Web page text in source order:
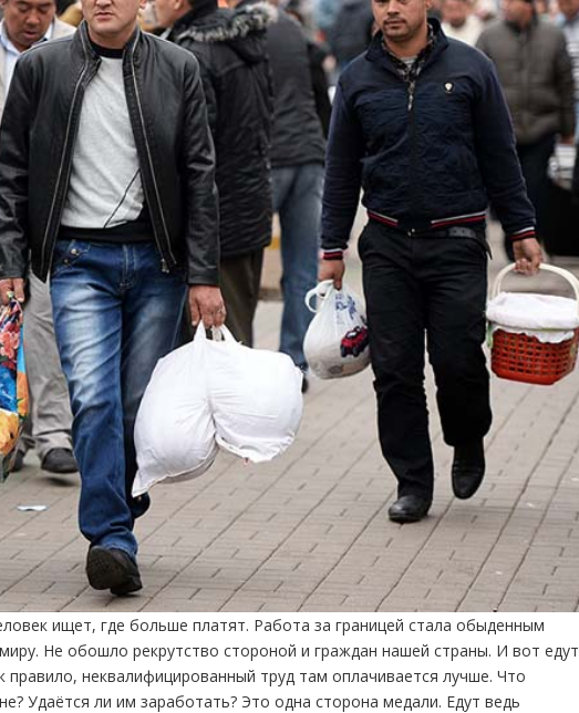
ищет, где больше платят. Работа за границей стала обыденным
Не обошло рекрутство стороной и граждан нашей страны. И вот едут
правило, неквалифицированный труд там оплачивается лучше. Что
Удаётся ли им заработать? Это одна сторона медали. Едут ведь